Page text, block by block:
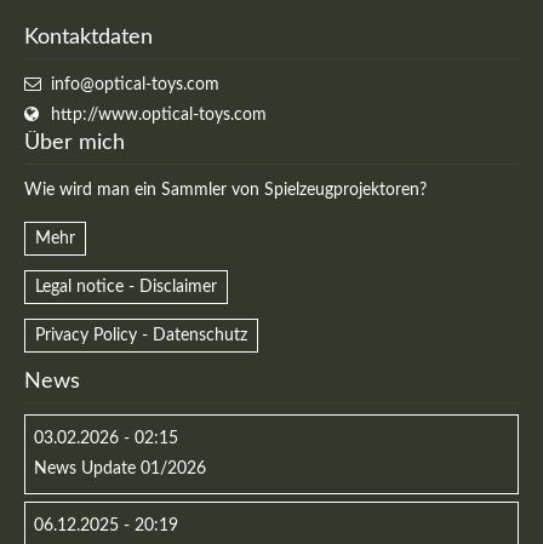
Kontaktdaten
info@optical-toys.com
http://www.optical-toys.com
Über mich
Wie wird man ein Sammler von Spielzeugprojektoren?
Mehr
Legal notice - Disclaimer
Privacy Policy - Datenschutz
News
03.02.2026 - 02:15
News Update 01/2026
06.12.2025 - 20:19